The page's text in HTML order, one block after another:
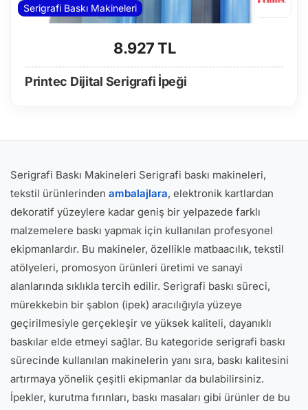
Serigrafi Baskı Makineleri
8.927 TL
Printec Dijital Serigrafi İpeği
Serigrafi Baskı Makineleri Serigrafi baskı makineleri,
tekstil ürünlerinden ambalajlara, elektronik kartlardan
dekoratif yüzeylere kadar geniş bir yelpazede farklı
malzemelere baskı yapmak için kullanılan profesyonel
ekipmanlardır. Bu makineler, özellikle matbaacılık, tekstil
atölyeleri, promosyon ürünleri üretimi ve sanayi
alanlarında sıklıkla tercih edilir. Serigrafi baskı süreci,
mürekkebin bir şablon (ipek) aracılığıyla yüzeye
geçirilmesiyle gerçekleşir ve yüksek kaliteli, dayanıklı
baskılar elde etmeyi sağlar. Bu kategoride serigrafi baskı
sürecinde kullanılan makinelerin yanı sıra, baskı kalitesini
artırmaya yönelik çeşitli ekipmanlar da bulabilirsiniz.
İpekler, kurutma fırınları, baskı masaları gibi ürünler de bu